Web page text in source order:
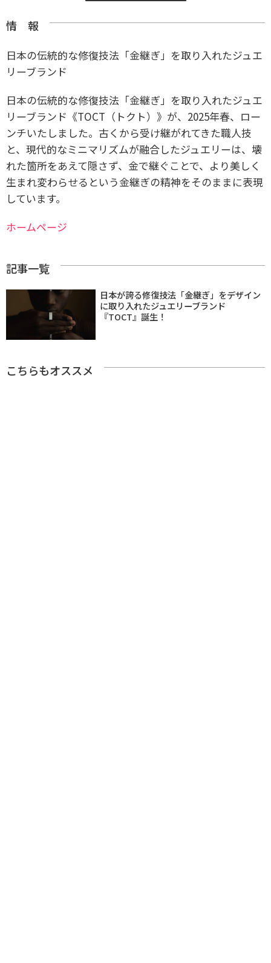
情 報
日本の伝統的な修復技法「金継ぎ」を取り入れたジュエ
リーブランド
日本の伝統的な修復技法「金継ぎ」を取り入れたジュエ
リーブランド《TOCT（トクト）》が、2025年春、ロー
ンチいたしました。古くから受け継がれてきた職人技
と、現代的なミニマリズムが融合したジュエリーは、壊
れた箇所をあえて隠さず、金で継ぐことで、より美しく
生まれ変わらせるという金継ぎの精神をそのままに表現
しています。
ホームページ
記事一覧
日本が誇る修復技法「金継ぎ」をデザイン
に取り入れたジュエリーブランド
『TOCT』誕生！
こちらもオススメ